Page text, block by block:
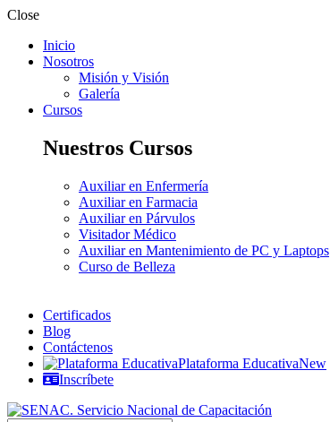
Close
Inicio
Nosotros
Misión y Visión
Galería
Cursos
Nuestros Cursos
Auxiliar en Enfermería
Auxiliar en Farmacia
Auxiliar en Párvulos
Visitador Médico
Auxiliar en Mantenimiento de PC y Laptops
Curso de Belleza
Certificados
Blog
Contáctenos
Plataforma EducativaNew
Inscríbete